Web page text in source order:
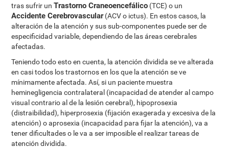
tras sufrir unTrastorno Craneoencefálico (TCE) o un
Accidente Cerebrovascular(ACV o ictus). En estos casos, la
alteración de la atención y sus sub-componentes puede ser de
especificidad variable, dependiendo de las áreas cerebrales
afectadas.
Teniendo todo esto en cuenta, la atención dividida se ve alterada
en casi todos los trastornos en los que la atención se ve
mínimamente afectada. Así, si un paciente muestra
heminegligencia contralateral (incapacidad de atender al campo
visual contrario al de la lesión cerebral), hipoprosexia
(distraibilidad), hiperprosexia (fijación exagerada y excesiva de la
atención) o aprosexia (incapacidad para fijar la atención), va a
tener dificultades o le va a ser imposible el realizar tareas de
atención dividida.